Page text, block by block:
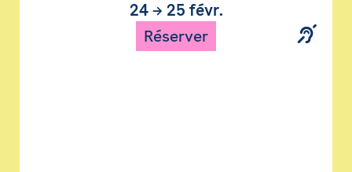
24→ 25 févr.
Réserver